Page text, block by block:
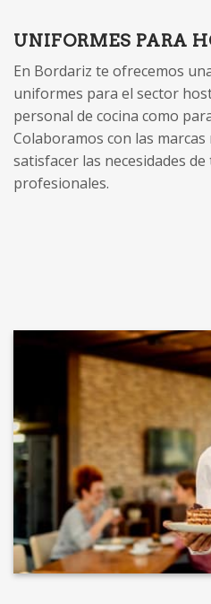
UNIFORMES PARA
En Bordariz te ofrecemos
uniformes para el sector
personal de cocina como
Colaboramos con las marcas
satisfacer las necesidades
profesionales.